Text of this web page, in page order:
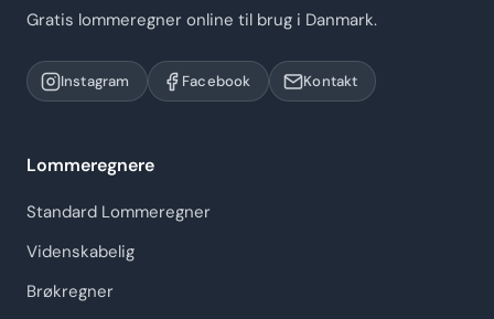
Gratis lommeregner online til brug i Danmark.
Instagram Facebook Kontakt
Lommeregnere
Standard Lommeregner
Videnskabelig
Brøkregner